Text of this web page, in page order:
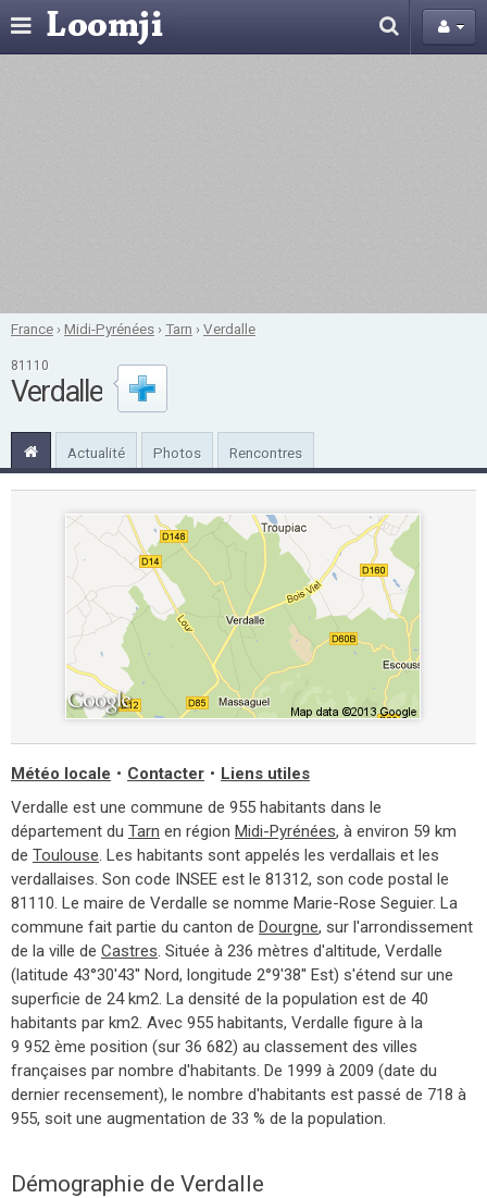
France ›Midi-Pyrénées ›Tarn ›Verdalle
81110
Verdalle
Actualité Photos Rencontres
Météo locale • Contacter • Liens utiles
Verdalle est une commune de 955 habitants dans le
département du Tarn en région Midi-Pyrénées, à environ 59 km
de Toulouse. Les habitants sont appelés les verdallais et les
verdallaises. Son code INSEE est le 81312, son code postal le
81110. Le maire de Verdalle se nomme Marie-Rose Seguier. La
commune fait partie du canton de Dourgne, sur l'arrondissement
de la ville de Castres. Située à 236 mètres d'altitude, Verdalle
(latitude 43°30'43'' Nord, longitude 2°9'38'' Est) s'étend sur une
superficie de 24 km2. La densité de la population est de 40
habitants par km2. Avec 955 habitants, Verdalle figure à la
9 952 ème position (sur 36 682) au classement des villes
françaises par nombre d'habitants. De 1999 à 2009 (date du
dernier recensement), le nombre d'habitants est passé de 718 à
955, soit une augmentation de 33 % de la population.
Démographie de Verdalle